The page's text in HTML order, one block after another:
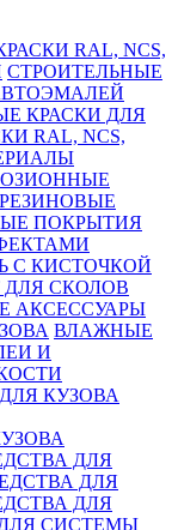
RAL, NCS,
СТРОИТЕЛЬНЫЕ
КРАСКИ ДЛЯ
RAL, NCS,
РЕЗИНОВЫЕ
ПОКРЫТИЯ
С КИСТОЧКОЙ
СКОЛОВ
АКСЕССУАРЫ
ВЛАЖНЫЕ
И
КУЗОВА
ДЛЯ
ДЛЯ
ДЛЯ
СИСТЕМЫ